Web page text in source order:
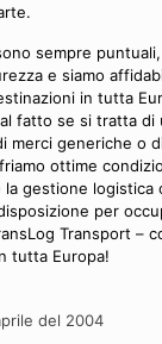
sempre
e siamo
in tutta
fatto se si tratta di
merci generiche o
ottime
la gestione
per
Transport –
tutta Europa!
del 2004